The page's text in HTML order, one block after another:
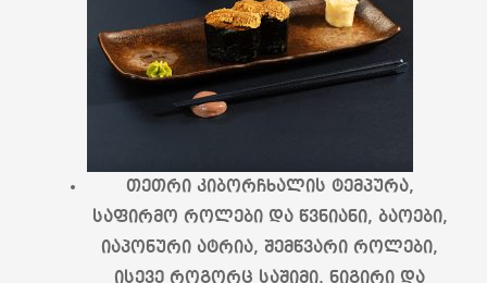
თეთრი კიბორჩხალის ტემპურა,
საფირმო როლები და წვნიანი, ბაოები,
იაპონური ატრია, შემწვარი როლები,
ისევე როგორც საშიმი, ნიგირი და